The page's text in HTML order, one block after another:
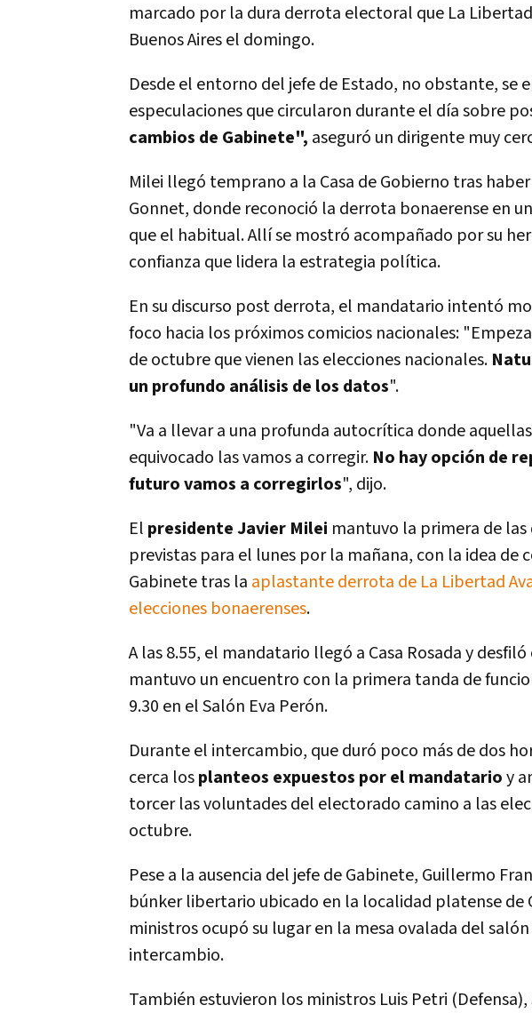
marcado por la dura derrota electoral que La
Buenos Aires el domingo.
Desde el entorno del jefe de Estado, no obstante, se
especulaciones que circularon durante el día sobre
cambios de Gabinete", aseguró un dirigente muy
Milei llegó temprano a la Casa de Gobierno tras
Gonnet, donde reconoció la derrota bonaerense en
que el habitual.Allí se mostró acompañado por su
confianza que lidera la estrategia política.
En su discurso post derrota, el mandatario intentó
foco hacia los próximos comicios nacionales:
de octubre que vienen las elecciones nacionales.
un profundo análisis de los datos".
"Va a llevar a una profunda autocrítica donde
equivocado las vamos a corregir. No hay opción de
futuro vamos a corregirlos", dijo.
El presidente Javier Milei mantuvo la primera de
previstas para el lunes por la mañana, con la idea de
Gabinete tras la aplastante derrota de La Libertad
elecciones bonaerenses.
A las 8.55, el mandatario llegó a Casa Rosada y
mantuvo un encuentro con la primera tanda de
9.30 en el Salón Eva Perón.
Durante el intercambio, que duró poco más de dos
cerca losplanteos expuestos por el mandatarioy
torcer las voluntades del electorado camino a las
octubre.
Pese a la ausencia del jefe de Gabinete, Guillermo
búnker libertario ubicado en la localidad platense
ministros ocupó su lugar en la mesa ovalada del
intercambio.
También estuvieron los ministros Luis Petri